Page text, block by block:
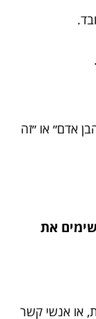
אדם״ או ״זה
את
או אנשי קשר